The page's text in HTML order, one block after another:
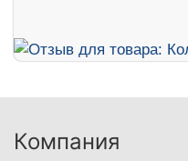
Компания